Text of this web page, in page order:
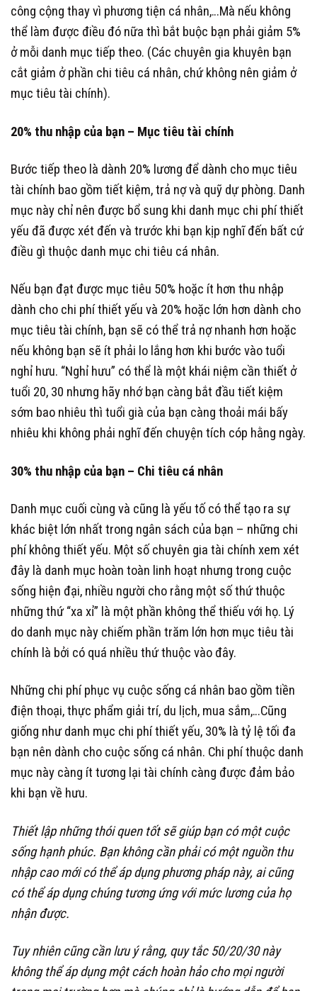
công cộng thay vì phương tiện cá nhân,…Mà nếu không
thể làm được điều đó nữa thì bắt buộc bạn phải giảm 5%
ở mỗi danh mục tiếp theo. (Các chuyên gia khuyên bạn
cắt giảm ở phần chi tiêu cá nhân, chứ không nên giảm ở
mục tiêu tài chính).
20% thu nhập của bạn – Mục tiêu tài chính
Bước tiếp theo là dành 20% lương để dành cho mục tiêu
tài chính bao gồm tiết kiệm, trả nợ và quỹ dự phòng. Danh
mục này chỉ nên được bổ sung khi danh mục chi phí thiết
yếu đã được xét đến và trước khi bạn kịp nghĩ đến bất cứ
điều gì thuộc danh mục chi tiêu cá nhân.
Nếu bạn đạt được mục tiêu 50% hoặc ít hơn thu nhập
dành cho chi phí thiết yếu và 20% hoặc lớn hơn dành cho
mục tiêu tài chính, bạn sẽ có thể trả nợ nhanh hơn hoặc
nếu không bạn sẽ ít phải lo lắng hơn khi bước vào tuổi
nghỉ hưu. “Nghỉ hưu” có thể là một khái niệm cần thiết ở
tuổi 20, 30 nhưng hãy nhớ bạn càng bắt đầu tiết kiệm
sớm bao nhiêu thì tuổi già của bạn càng thoải mái bấy
nhiêu khi không phải nghĩ đến chuyện tích cóp hằng ngày.
30% thu nhập của bạn – Chi tiêu cá nhân
Danh mục cuối cùng và cũng là yếu tố có thể tạo ra sự
khác biệt lớn nhất trong ngân sách của bạn – những chi
phí không thiết yếu. Một số chuyên gia tài chính xem xét
đây là danh mục hoàn toàn linh hoạt nhưng trong cuộc
sống hiện đại, nhiều người cho rằng một số thứ thuộc
những thứ “xa xỉ” là một phần không thể thiếu với họ. Lý
do danh mục này chiếm phần trăm lớn hơn mục tiêu tài
chính là bởi có quá nhiều thứ thuộc vào đây.
Những chi phí phục vụ cuộc sống cá nhân bao gồm tiền
điện thoại, thực phẩm giải trí, du lịch, mua sắm,…Cũng
giống như danh mục chi phí thiết yếu, 30% là tỷ lệ tối đa
bạn nên dành cho cuộc sống cá nhân. Chi phí thuộc danh
mục này càng ít tương lại tài chính càng được đảm bảo
khi bạn về hưu.
Thiết lập những thói quen tốt sẽ giúp bạn có một cuộc
sống hạnh phúc. Bạn không cần phải có một nguồn thu
nhập cao mới có thể áp dụng phương pháp này, ai cũng
có thể áp dụng chúng tương ứng với mức lương của họ
nhận được.
Tuy nhiên cũng cần lưu ý rằng, quy tắc 50/20/30 này
không thể áp dụng một cách hoàn hảo cho mọi người